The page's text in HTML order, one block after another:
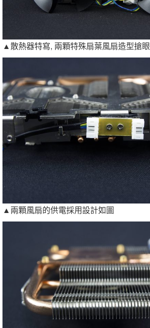
▲散熱器特寫, 兩顆特殊扇葉風扇造型搶眼
▲兩顆風扇的供電採用設計如圖